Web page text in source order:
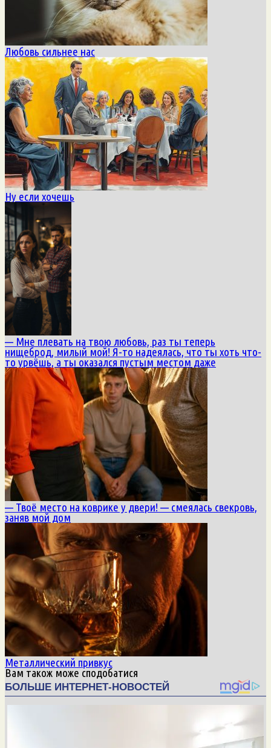
Любовь сильнее нас
Ну если хочешь
— Мне плевать на твою любовь, раз ты теперь
нищеброд, милый мой! Я-то надеялась, что ты хоть что-
то урвёшь, а ты оказался пустым местом даже
— Твоё место на коврике у двери! — смеялась свекровь,
заняв мой дом
Металлический привкус
Вам також може сподобатися